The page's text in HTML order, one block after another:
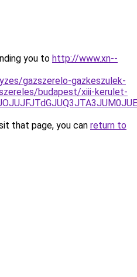
you to http://www.xn--
gazszerelo-gazkeszulek-
budapest/xiii-kerulet-
that page, you can return to